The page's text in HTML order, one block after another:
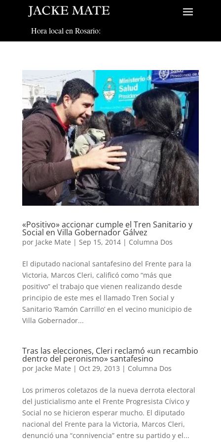
Hora local en Rosario:
«Positivo» accionar cumple el Tren Sanitario y
Social en Villa Gobernador Gálvez
por Jacke Mate | Sep 15, 2014| Columna Dos
El diputado nacional santafesino del Frente para la
Victoria, Marcos Cleri, calificó como “más que
positivo” el trabajo que vienen realizando desde
principio de este mes el llamado Tren Social y
Sanitario ‘Ramón Carrillo’ en el vecino municipio de
Villa Gobernador...
Tras las elecciones, Cleri reclamó «un recambio
dentro del peronismo» santafesino
por Jacke Mate | Oct 29, 2013 | Columna Dos
Los primeros coletazos de la nueva derrota electoral
del justicialismo ante el Frente Progresista Cívico y
Social no se hicieron esperar mucho. El diputado
nacional del Frente para la Victoria, Marcos Cleri,
denunció una “connivencia” entre su partido y el...